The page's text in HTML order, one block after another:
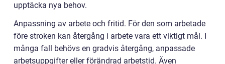
upptäcka nya behov.
Anpassning av arbete och fritid. För den som arbetade
före stroken kan återgång i arbete vara ett viktigt mål. I
många fall behövs en gradvis återgång, anpassade
arbetsuppgifter eller förändrad arbetstid. Även